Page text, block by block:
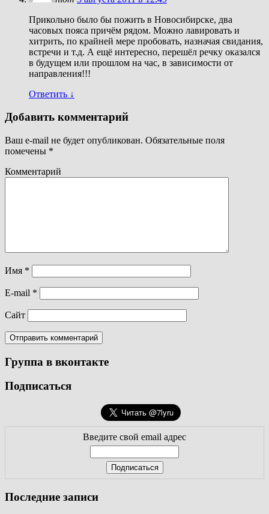
Прикольно было бы пожить в Новосибирске, два
часовых пояса причём рядом. Можно лавировать и
хитрить, по крайней мере пробовать, назначая свидания,
встречи и т.д. А ещё интересно, перешёл речку оказался
в будущем или прошлом на час, в зависимости от
направления!!!
Ответить ↓
Добавить комментарий
Ваш e-mail не будет опубликован. Обязательные поля
помечены *
Комментарий
Имя *
E-mail *
Сайт
Группа в вконтакте
Подписаться
Введите свой email адрес
Последние записи